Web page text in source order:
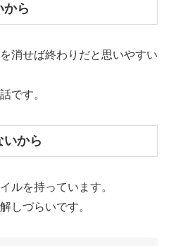
から
消せば終わりだと思いやすい
です。
いから
ルを持っています。
しづらいです。